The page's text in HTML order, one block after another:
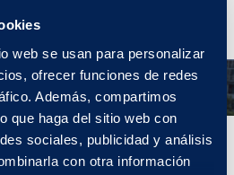
web se usan para personalizar
ofrecer funciones de redes
Además, compartimos
que haga del sitio web con
sociales, publicidad y análisis
con otra información
Año 1